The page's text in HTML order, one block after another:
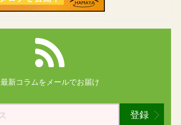
最新コラムを メールでお届け
登録